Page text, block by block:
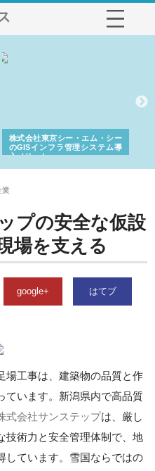
株式会社東京シー・エム・シー
のGISインフラ管理システム導
入メリット
業
プの安全な仮設
場を支える
google+ はてブ
場工事は、建築物の品質と作
ています。新潟県内で高品質
式会社サンステップは、厳し
技術力と安全管理体制で、地
しています。雪国ならではの